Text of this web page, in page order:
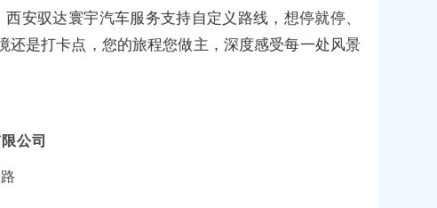
安驭达寰宇汽车服务支持自定义路线，想停就停、
还是打卡点，您的旅程您做主，深度感受每一处风景
公司